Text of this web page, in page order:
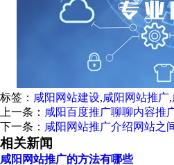
标签： 咸阳网站建设,咸阳网站推广,
上一条： 咸阳百度推广聊聊内容推
下一条： 咸阳网站推广介绍网站之
相关新闻
咸阳网站推广的方法有哪些